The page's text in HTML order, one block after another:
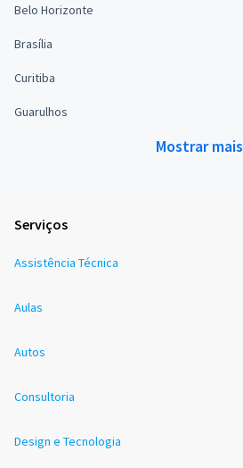
Belo Horizonte
Brasília
Curitiba
Guarulhos
Mostrar mais
Serviços
Assistência Técnica
Aulas
Autos
Consultoria
Design e Tecnologia